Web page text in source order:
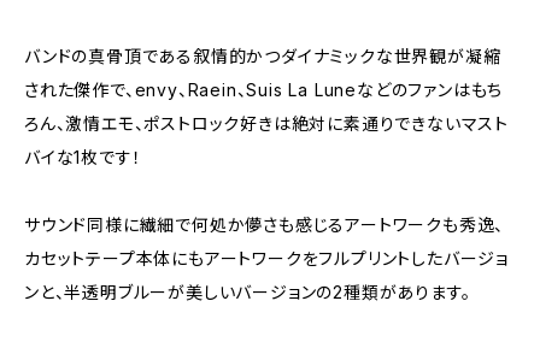
バンドの真骨頂である叙情的かつダイナミックな世界観が凝縮
された傑作で、envy、Raein、Suis La Luneなどのファンはもち
ろん、激情エモ、ポストロック好きは絶対に素通りできないマスト
バイな1枚です！
サウンド同様に繊細で何処か儚さも感じるアートワークも秀逸、
カセットテープ本体にもアートワークをフルプリントしたバージョ
ンと、半透明ブルーが美しいバージョンの2種類があります。